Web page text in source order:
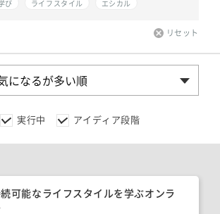
び ライフスタイル エシカル
リセット
実行中 アイディア段階
可能なライフスタイルを学ぶオンラ